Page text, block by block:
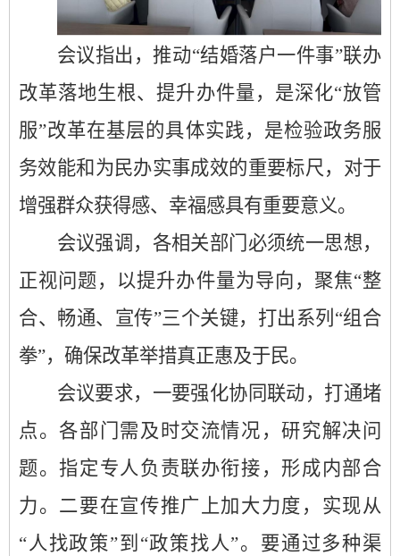
会议指出，推动“结婚落户一件事”联办
改革落地生根、提升办件量，是深化“放管
服”改革在基层的具体实践，是检验政务服
务效能和为民办实事成效的重要标尺，对于
增强群众获得感、幸福感具有重要意义。
会议强调，各相关部门必须统一思想，
正视问题，以提升办件量为导向，聚焦“整
合、畅通、宣传”三个关键，打出系列 “组合
拳”，确保改革举措真正惠及于民。
会议要求，一要强化协同联动，打通堵
点。各部门需及时交流情况，研究解决问
题。指定专人负责联办衔接，形成内部合
力。 二要在宣传推广上加大力度，实现从
“人找政策”到“政策找人”。要通过多种渠